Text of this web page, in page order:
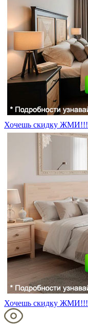
Хочешь скидку ЖМИ!!!
Хочешь скидку ЖМИ!!!